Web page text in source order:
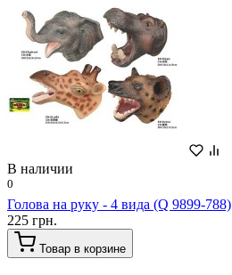
В наличии
0
Голова на руку - 4 вида (Q 9899-788)
225 грн.
Товар в корзине